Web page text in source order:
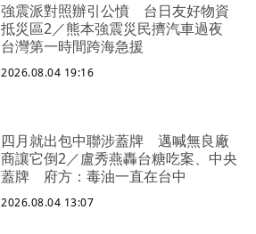
強震派對照辦引公憤 台日友好物資
抵災區2／熊本強震災民擠汽車過夜
台灣第一時間跨海急援
2026.08.04 19:16
四月就出包中聯涉蓋牌 邁喊無良廠
商讓它倒2／盧秀燕轟台糖吃案、中央
蓋牌 府方：毒油一直在台中
2026.08.04 13:07